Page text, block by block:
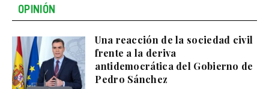
OPINIÓN
Una reacción de la sociedad civil
frente a la deriva
antidemocrática del Gobierno de
Pedro Sánchez